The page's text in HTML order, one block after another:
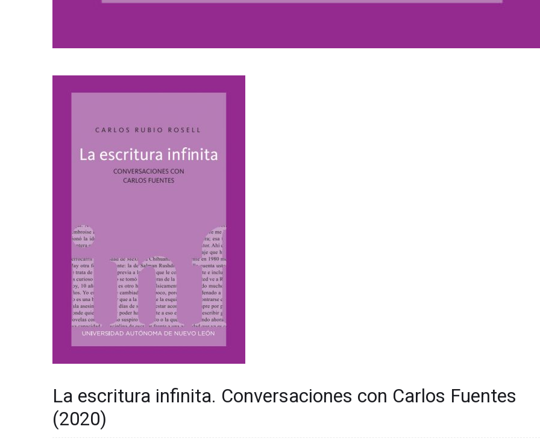
La escritura infinita. Conversaciones con Carlos Fuentes
(2020)